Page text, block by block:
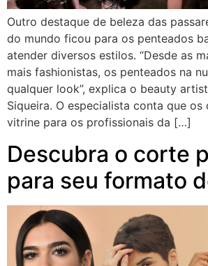
Outro destaque de beleza das
do mundo ficou para os penteados
atender diversos estilos. “Desde as
mais fashionistas, os penteados na
qualquer look”, explica o beauty
Siqueira. O especialista conta que os
vitrine para os profissionais da […]
Descubra o corte
para seu formato